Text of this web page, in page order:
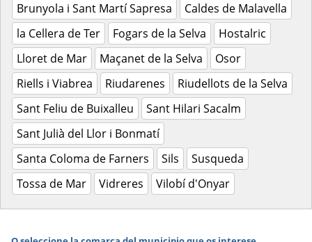
Brunyola i Sant Martí Sapresa
Caldes de Malavella
la Cellera de Ter
Fogars de la Selva
Hostalric
Lloret de Mar
Maçanet de la Selva
Osor
Riells i Viabrea
Riudarenes
Riudellots de la Selva
Sant Feliu de Buixalleu
Sant Hilari Sacalm
Sant Julià del Llor i Bonmatí
Santa Coloma de Farners
Sils
Susqueda
Tossa de Mar
Vidreres Vilobí d'Onyar